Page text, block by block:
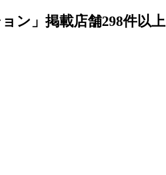
」掲載店舗298件以